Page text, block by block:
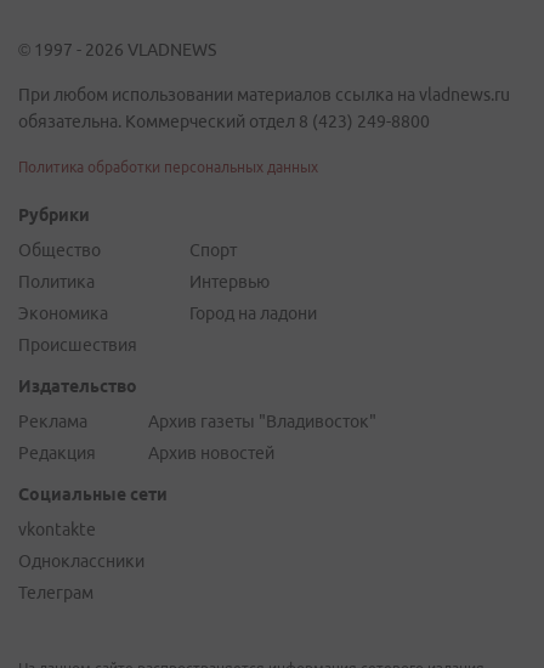
© 1997 - 2026 VLADNEWS
При любом использовании материалов ссылка на vladnews.ru
обязательна. Коммерческий отдел 8 (423) 249-8800
Политика обработки персональных данных
Рубрики
Общество
Политика
Экономика
Происшествия
Спорт
Интервью
Город на ладони
Издательство
Реклама
Редакция
Архив газеты "Владивосток"
Архив новостей
Социальные сети
vkontakte
Одноклассники
Телеграм